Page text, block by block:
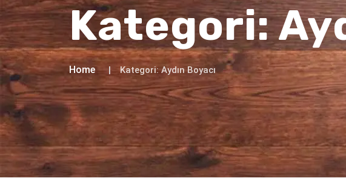
Kategori:
Home Kategori:Aydın Boyacı